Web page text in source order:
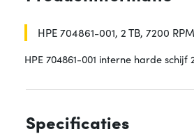
HPE 704861-001, 2 TB, 7200
HPE 704861-001 interne harde schijf
Specificaties